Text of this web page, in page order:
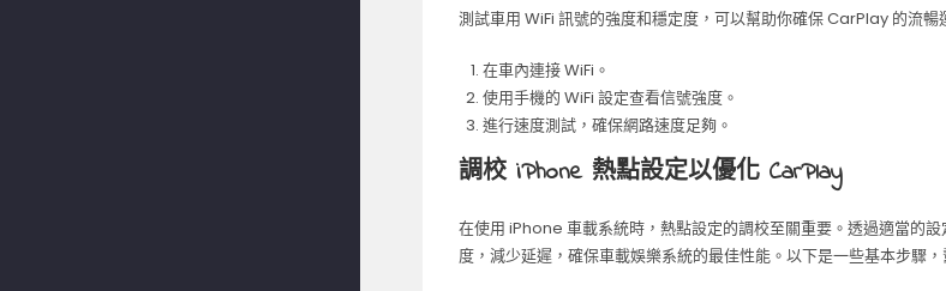
測試車用 WiFi 訊號的強度和穩定度，可以幫助你確保 CarPlay 的流暢
在車內連接 WiFi。
使用手機的 WiFi 設定查看信號強度。
進行速度測試，確保網路速度足夠。
調校 iPhone 熱點設定以優化 CarPlay
在使用 iPhone 車載系統時，熱點設定的調校至關重要。透過適當的
度，減少延遲，確保車載娛樂系統的最佳性能。以下是一些基本步驟